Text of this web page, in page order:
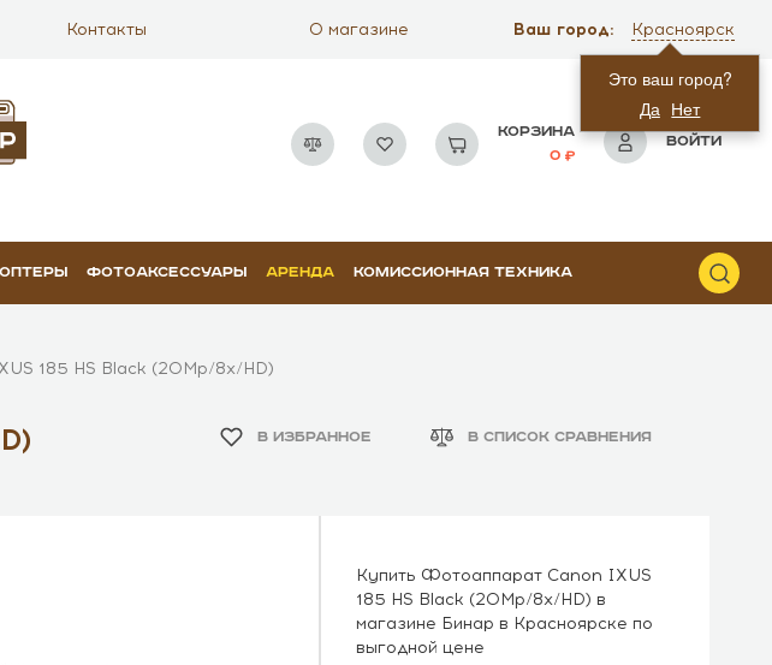
Контакты О магазине Ваш город:
Это ваш город?
Да Нет
Красноярск
КОРЗИНА
0
ВОЙТИ
ФОТОАКСЕССУАРЫ АРЕНДА КОМИССИОННАЯ ТЕХНИКА
185 HS Black (20Mp/8x/HD)
В ИЗБРАННОЕ В СПИСОК СРАВНЕНИЯ
Купить Фотоаппарат Canon IXUS
185 HS Black (20Mp/8x/HD) в
магазине Бинар в Красноярске по
выгодной цене